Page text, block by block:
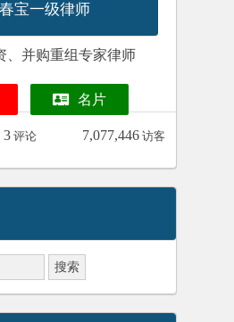
宝一级律师
、并购重组专家律师
名片
3 评论 7,077,446 访客